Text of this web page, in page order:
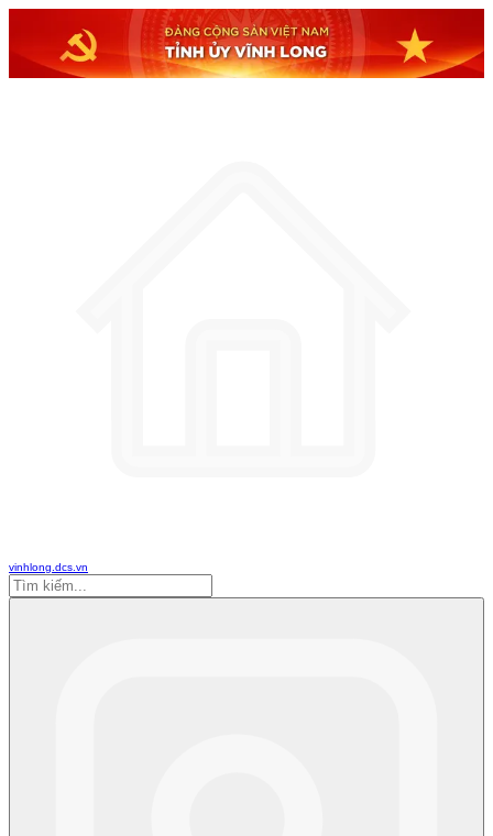
vinhlong.dcs.vn